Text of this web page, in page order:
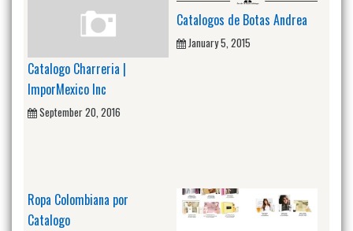
Catalogo Charreria |
ImporMexico Inc
September 20, 2016
Catalogos de Botas Andrea
January 5, 2015
Ropa Colombiana por
Catalogo